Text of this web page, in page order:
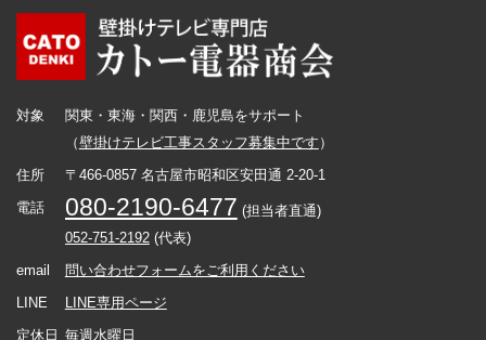
対象
関東・東海・関西・鹿児島をサポート
（壁掛けテレビ工事スタッフ募集中です ）
住所
〒466-0857 名古屋市昭和区安田通 2-20-1
電話
080-2190-6477 (担当者直通)
052-751-2192(代表)
email
問い合わせフォームをご利用ください
LINE
LINE専用ページ
定休日 毎週水曜日